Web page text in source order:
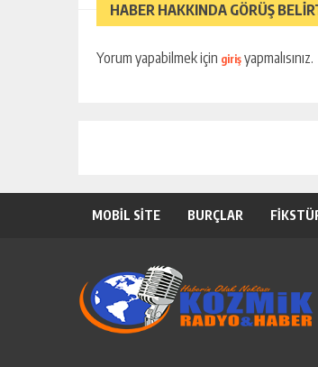
HABER HAKKINDA GÖRÜŞ
Yorum yapabilmek için giriş yapmalısınız.
MOBİL SİTE BURÇLAR